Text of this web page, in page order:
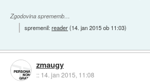
Zgodovina sprememb…
spremenil:reader(14. jan 2015 ob 11:03)
zmaugy
:: 14. jan 2015, 11:08